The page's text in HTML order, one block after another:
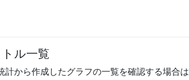
ル一覧
計から作成したグラフの一覧を確認する場合は